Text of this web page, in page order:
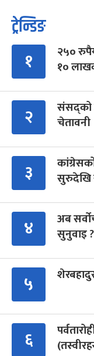
ट्रेन्डिङ
१
२५०
१०
२
संसद्को
चेतावनी
३
सुरुदेखि
४
अब
सुनुवाइ ?
५
६